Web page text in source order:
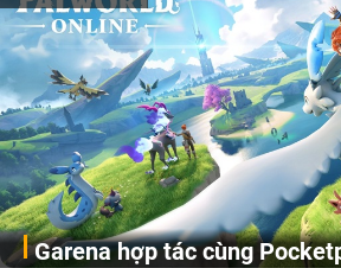
Garena hợp tác cùng